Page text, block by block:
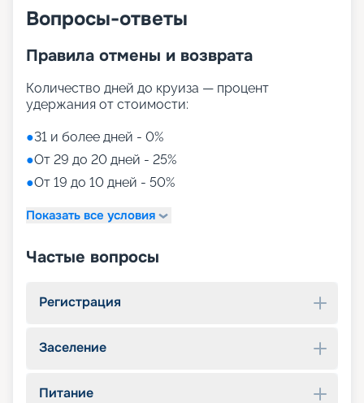
Вопросы-ответы
Правила отмены и возврата
Количество дней до круиза — процент
удержания от стоимости:
●31 и более дней - 0%
●От 29 до 20 дней - 25%
●От 19 до 10 дней - 50%
Показать все условия
Частые вопросы
Регистрация
Заселение
Питание